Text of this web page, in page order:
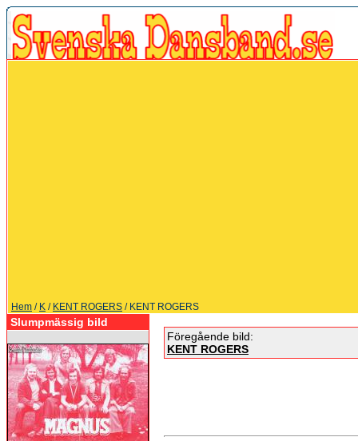
Hem / K / KENT ROGERS / KENT ROGERS
Slumpmässig bild
Föregående bild:
KENT ROGERS